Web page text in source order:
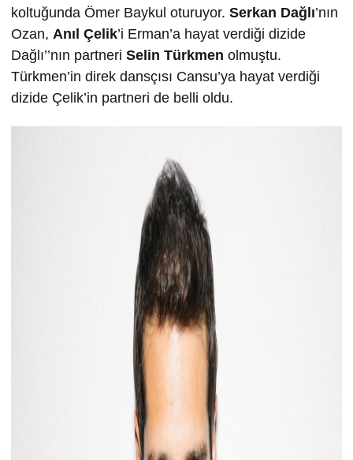
koltuğunda Ömer Baykul oturuyor. Serkan Dağlı’nın
Ozan, Anıl Çelik’i Erman’a hayat verdiği dizide
Dağlı’’nın partneri Selin Türkmen olmuştu.
Türkmen’in direk dansçısı Cansu’ya hayat verdiği
dizide Çelik’in partneri de belli oldu.